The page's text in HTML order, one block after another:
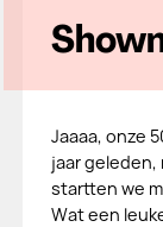
Jaaaa, onze
jaar
startten we
Wat een